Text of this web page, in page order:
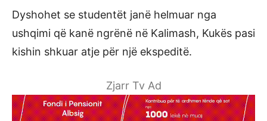
Dyshohet se studentët janë helmuar nga
ushqimi që kanë ngrënë në Kalimash, Kukës pasi
kishin shkuar atje për një ekspeditë.
Zjarr Tv Ad